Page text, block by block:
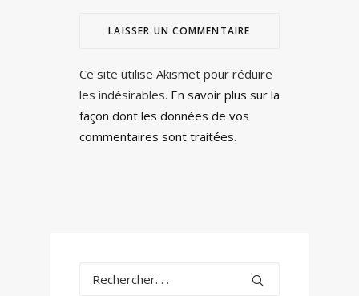
Ce site utilise Akismet pour réduire
les indésirables. En savoir plus sur la
façon dont les données de vos
commentaires sont traitées.